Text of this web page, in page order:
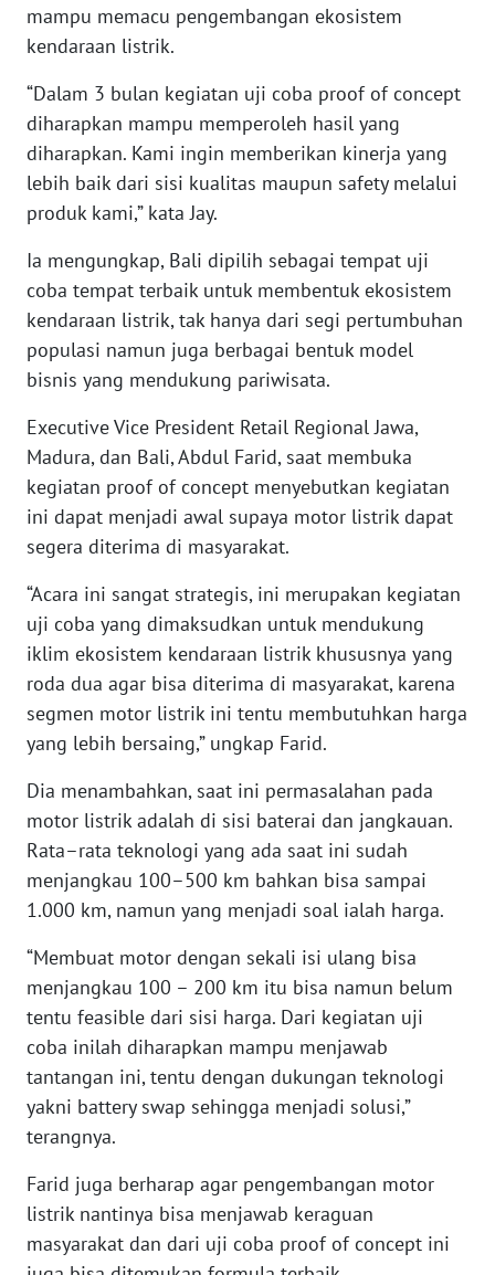
mampu memacu pengembangan ekosistem
kendaraan listrik.
“Dalam 3 bulan kegiatan uji coba proof of concept
diharapkan mampu memperoleh hasil yang
diharapkan. Kami ingin memberikan kinerja yang
lebih baik dari sisi kualitas maupun safety melalui
produk kami,” kata Jay.
Ia mengungkap, Bali dipilih sebagai tempat uji
coba tempat terbaik untuk membentuk ekosistem
kendaraan listrik, tak hanya dari segi pertumbuhan
populasi namun juga berbagai bentuk model
bisnis yang mendukung pariwisata.
Executive Vice President Retail Regional Jawa,
Madura, dan Bali, Abdul Farid, saat membuka
kegiatan proof of concept menyebutkan kegiatan
ini dapat menjadi awal supaya motor listrik dapat
segera diterima di masyarakat.
“Acara ini sangat strategis, ini merupakan kegiatan
uji coba yang dimaksudkan untuk mendukung
iklim ekosistem kendaraan listrik khususnya yang
roda dua agar bisa diterima di masyarakat, karena
segmen motor listrik ini tentu membutuhkan harga
yang lebih bersaing,” ungkap Farid.
Dia menambahkan, saat ini permasalahan pada
motor listrik adalah di sisi baterai dan jangkauan.
Rata–rata teknologi yang ada saat ini sudah
menjangkau 100–500 km bahkan bisa sampai
1.000 km, namun yang menjadi soal ialah harga.
“Membuat motor dengan sekali isi ulang bisa
menjangkau 100 – 200 km itu bisa namun belum
tentu feasible dari sisi harga. Dari kegiatan uji
coba inilah diharapkan mampu menjawab
tantangan ini, tentu dengan dukungan teknologi
yakni battery swap sehingga menjadi solusi,”
terangnya.
Farid juga berharap agar pengembangan motor
listrik nantinya bisa menjawab keraguan
masyarakat dan dari uji coba proof of concept ini
NTB
SULTENG
WN
BABEL
WN
WN
SUMSEL
WN
WN
LAMPUNG
WN
JATENG
WN
NUSANTARA
WN
JOGJA
WN
JATIM
WN
KALBAR
WN